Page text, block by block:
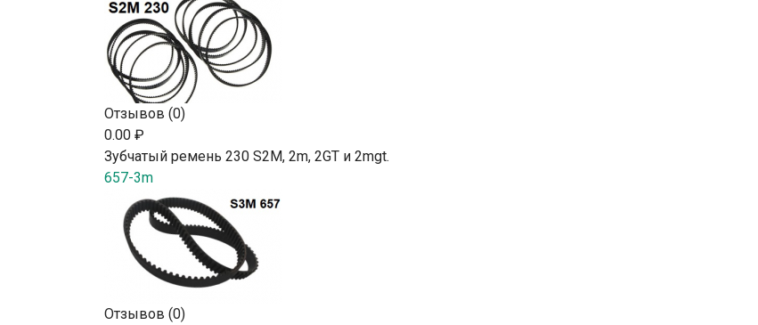
Отзывов (0)
0.00 ₽
Зубчатый ремень 230 S2М, 2m, 2GT и 2mgt.
657-3m
Отзывов (0)